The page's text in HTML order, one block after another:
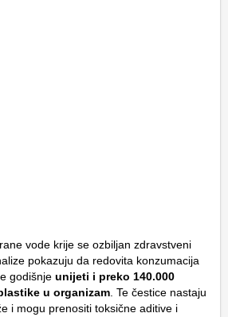
vode krije se ozbiljan zdravstveni
pokazuju da redovita konzumacija
godišnje unijeti i preko 140.000
u organizam . Te čestice nastaju
i mogu prenositi toksične aditive i